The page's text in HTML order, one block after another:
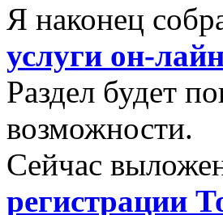
Я наконец
услуги он-
Раздел будет
возможности.
Сейчас
регистрации